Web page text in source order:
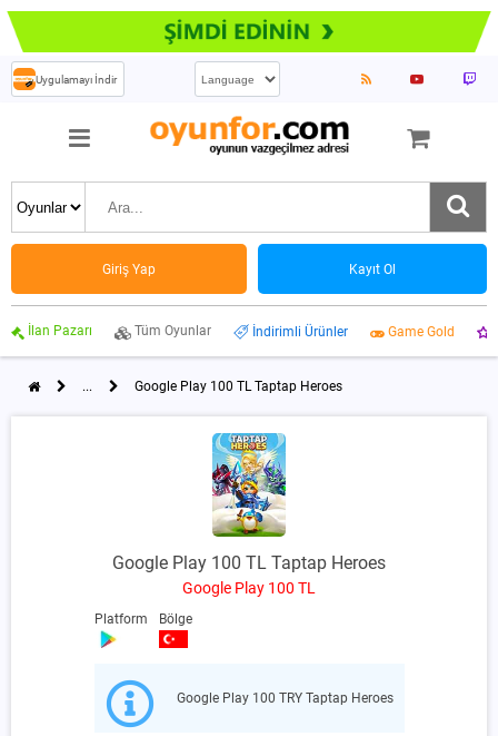
Uygulamayı İndir
Giriş Yap Kayıt Ol
İlan Pazarı Tüm Oyunlar İndirimli Ürünler Game Gold
... Google Play 100 TL Taptap Heroes
Google Play 100 TL Taptap Heroes
Google Play 100 TL
Platform Bölge
Google Play 100 TRY Taptap Heroes